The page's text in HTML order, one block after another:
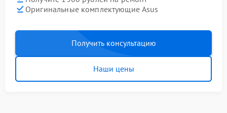
Оригинальные комплектующие Asus
Получить консультацию
Наши цены